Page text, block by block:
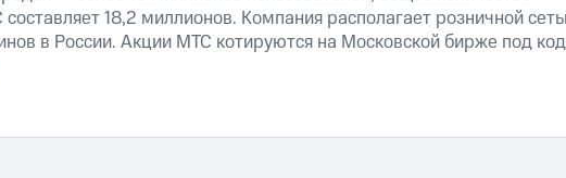
18,2 миллионов. Компания располагает розничной
в России. Акции МТС котируются на Московской бирже под